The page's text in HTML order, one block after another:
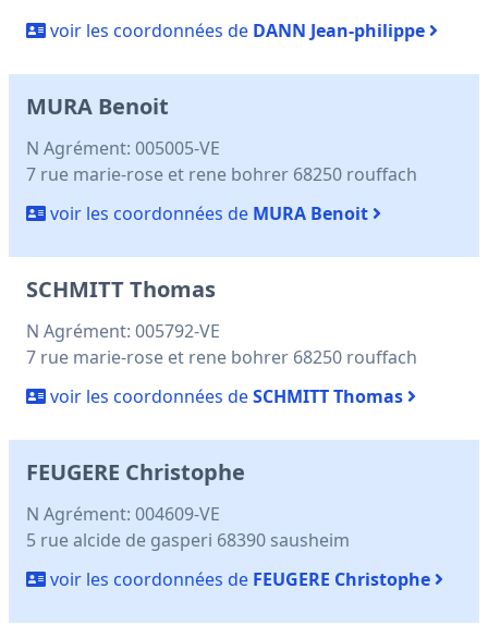
voir les coordonnées de DANN Jean-philippe
MURA Benoit
N Agrément: 005005-VE
7 rue marie-rose et rene bohrer 68250 rouffach
voir les coordonnées de MURA Benoit
SCHMITT Thomas
N Agrément: 005792-VE
7 rue marie-rose et rene bohrer 68250 rouffach
voir les coordonnées deSCHMITT Thomas
FEUGERE Christophe
N Agrément: 004609-VE
5 rue alcide de gasperi 68390 sausheim
voir les coordonnées de FEUGERE Christophe